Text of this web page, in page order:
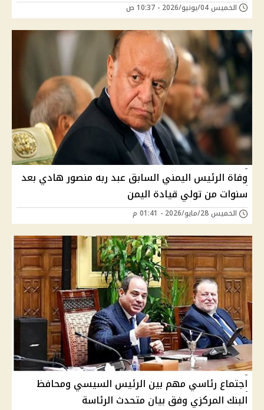
الخميس 04/يونيو/2026 - 10:37 ص
وفاة الرئيس اليمني السابق عبد ربه منصور هادي بعد
سنوات من تولي قيادة اليمن
الخميس 28/مايو/2026 - 01:41 م
اجتماع رئاسي مهم بين الرئيس السيسي ومحافظ
البنك المركزي وفق بيان متحدث الرئاسة